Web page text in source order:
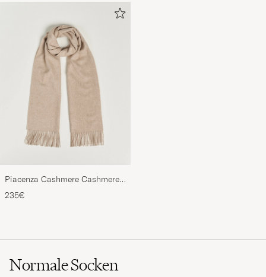
Piacenza Cashmere Cashmere
Scarf Light Beige
235€
Normale Socken